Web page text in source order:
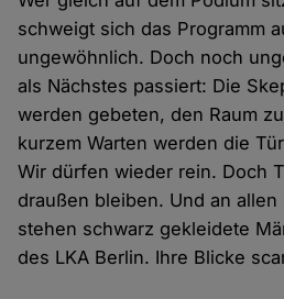
schweigt sich das Programm
ungewöhnlich. Doch noch
als Nächstes passiert: Die
werden gebeten, den Raum
kurzem Warten werden die
Wir dürfen wieder rein. Doch
draußen bleiben. Und an allen
stehen schwarz gekleidete
des LKA Berlin. Ihre Blicke